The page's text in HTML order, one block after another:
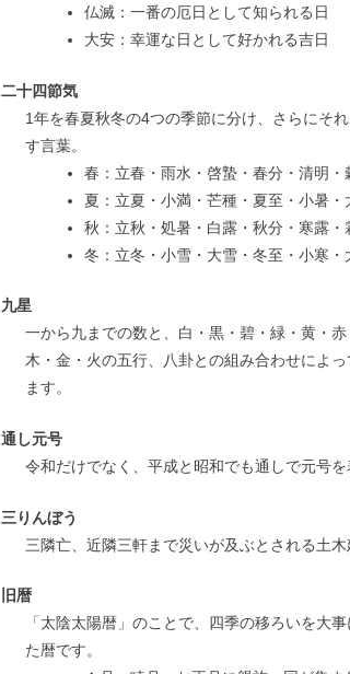
仏滅：一番の厄日として知られる日
大安：幸運な日として好かれる吉日
二十四節気
1年を春夏秋冬の4つの季節に分け、さらにそ
す言葉。
春：立春・雨水・啓蟄・春分・清明・
夏：立夏・小満・芒種・夏至・小暑・
秋：立秋・処暑・白露・秋分・寒露・
冬：立冬・小雪・大雪・冬至・小寒・
九星
一から九までの数と、白・黒・碧・緑・黄・
木・金・火の五行、八卦との組み合わせによ
ます。
通し元号
令和だけでなく、平成と昭和でも通しで元号を
三りんぼう
三隣亡、近隣三軒まで災いが及ぶとされる土木
旧暦
「太陰太陽暦」のことで、四季の移ろいを大
た暦です。